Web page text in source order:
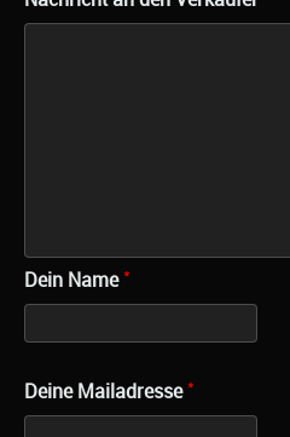
Dein Name *
Deine Mailadresse *